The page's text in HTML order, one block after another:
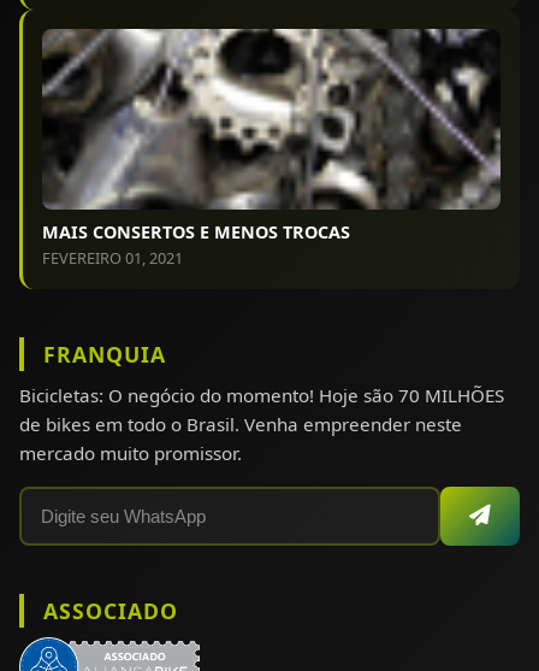
MAIS CONSERTOS E MENOS TROCAS
FEVEREIRO 01, 2021
FRANQUIA
Bicicletas: O negócio do momento! Hoje são 70 MILHÕES
de bikes em todo o Brasil. Venha empreender neste
mercado muito promissor.
ASSOCIADO